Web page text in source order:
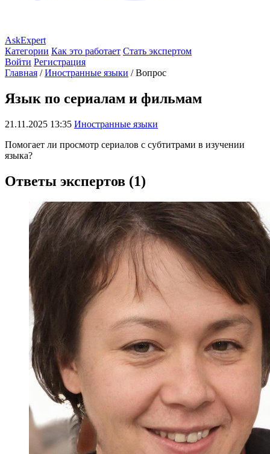
AskExpert
Категории Как это работает Стать экспертом
Войти Регистрация
Главная / Иностранные языки / Вопрос
Язык по сериалам и фильмам
21.11.2025 13:35 Иностранные языки
Помогает ли просмотр сериалов с субтитрами в изучении
языка?
Ответы экспертов (1)